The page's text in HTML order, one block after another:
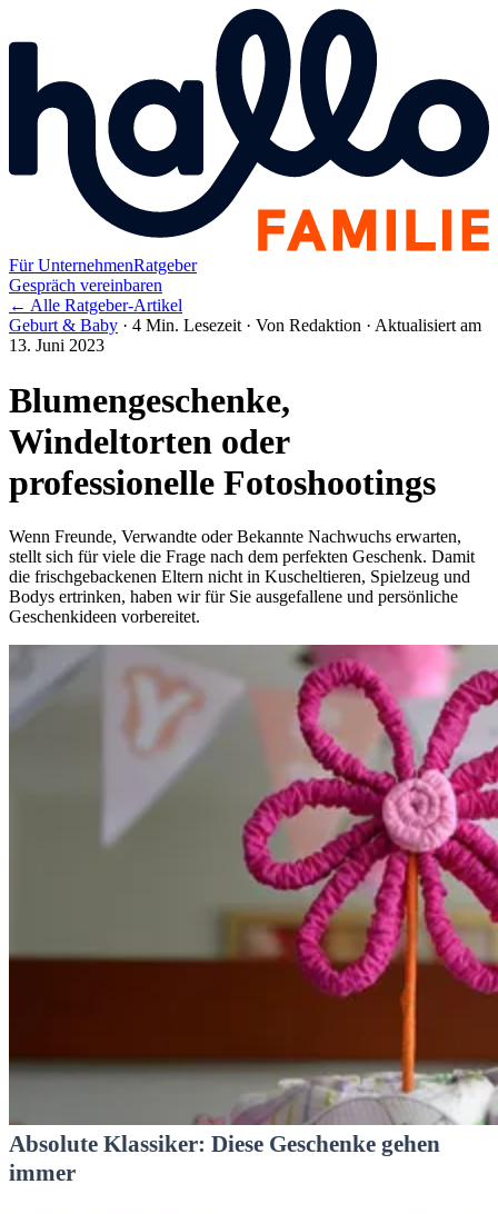
Für UnternehmenRatgeber
Gespräch vereinbaren
← Alle Ratgeber-Artikel
Geburt & Baby · 4 Min. Lesezeit · Von Redaktion · Aktualisiert am
13. Juni 2023
Blumengeschenke,
Windeltorten oder
professionelle Fotoshootings
Wenn Freunde, Verwandte oder Bekannte Nachwuchs erwarten,
stellt sich für viele die Frage nach dem perfekten Geschenk. Damit
die frischgebackenen Eltern nicht in Kuscheltieren, Spielzeug und
Bodys ertrinken, haben wir für Sie ausgefallene und persönliche
Geschenkideen vorbereitet.
Absolute Klassiker: Diese Geschenke gehen
immer